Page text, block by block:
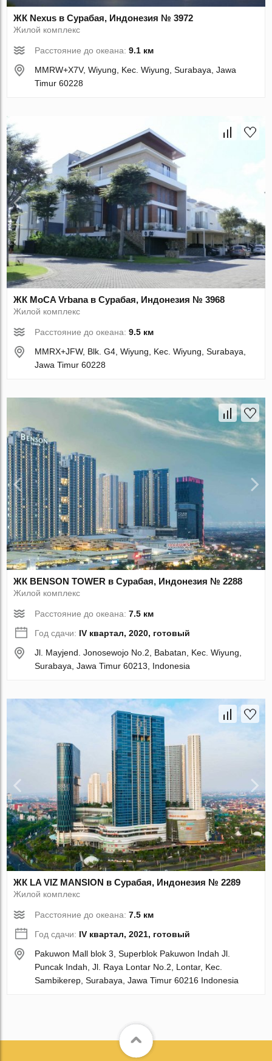
ЖК Nexus в Сурабая, Индонезия № 3972
Жилой комплекс
Расстояние до океана:9.1 км
MMRW+X7V, Wiyung, Kec. Wiyung, Surabaya, Jawa
Timur 60228
ЖК MoCA Vrbana в Сурабая, Индонезия № 3968
Жилой комплекс
Расстояние до океана:9.5 км
MMRX+JFW, Blk. G4, Wiyung, Kec. Wiyung, Surabaya,
Jawa Timur 60228
ЖК BENSON TOWER в Сурабая, Индонезия № 2288
Жилой комплекс
Расстояние до океана:7.5 км
Год сдачи: IV квартал, 2020, готовый
Jl. Mayjend. Jonosewojo No.2, Babatan, Kec. Wiyung,
Surabaya, Jawa Timur 60213, Indonesia
ЖК LA VIZ MANSION в Сурабая, Индонезия № 2289
Жилой комплекс
Расстояние до океана:7.5 км
Год сдачи: IV квартал, 2021, готовый
Pakuwon Mall blok 3, Superblok Pakuwon Indah Jl.
Puncak Indah, Jl. Raya Lontar No.2, Lontar, Kec.
Sambikerep, Surabaya, Jawa Timur 60216 Indonesia